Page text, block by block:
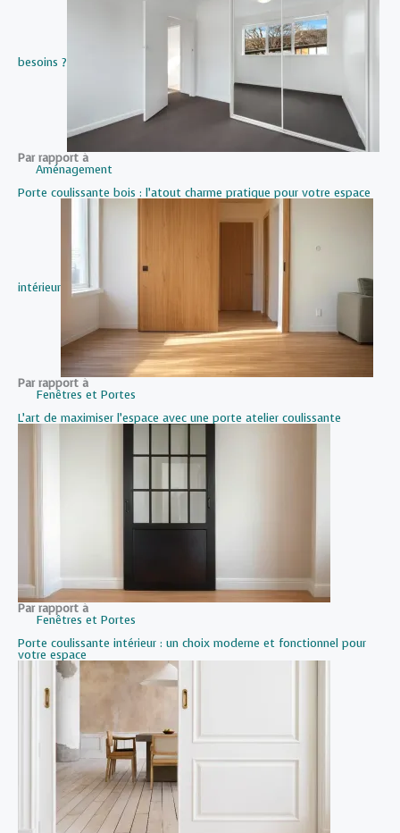
besoins ?
Par rapport à
Aménagement
Porte coulissante bois : l’atout charme pratique pour votre espace
intérieur
Par rapport à
Fenêtres et Portes
L’art de maximiser l’espace avec une porte atelier coulissante
Par rapport à
Fenêtres et Portes
Porte coulissante intérieur : un choix moderne et fonctionnel pour
votre espace